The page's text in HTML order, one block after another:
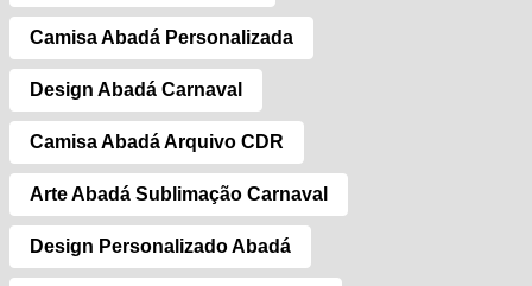
Camisa Abadá Personalizada
Design Abadá Carnaval
Camisa Abadá Arquivo CDR
Arte Abadá Sublimação Carnaval
Design Personalizado Abadá